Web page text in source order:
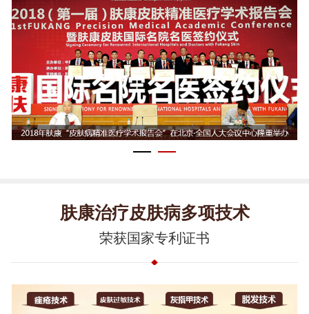
肤康治疗皮肤病多项技术
荣获国家专利证书